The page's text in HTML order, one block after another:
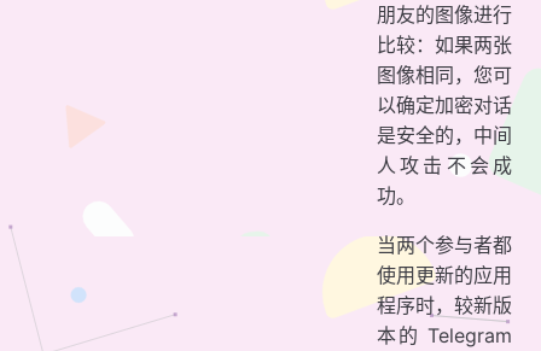
朋友的图像进行
比较：如果两张
图像相同，您可
以确定加密对话
是安全的，中间
人攻击不会成
功。
当两个参与者都
使用更新的应用
程序时，较新版
本的 Telegram